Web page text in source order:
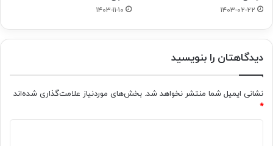
۱۴۰۳-۰۲-۲۲ ۱۴۰۳-۱۱-۱۰
دیدگاهتان را بنویسید
نشانی ایمیل شما منتشر نخواهد شد. بخش‌های موردنیاز علامت‌گذاری شده‌اند
*